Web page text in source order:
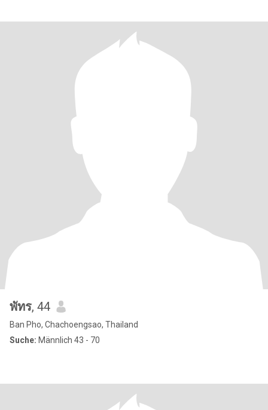
พัทร, 44
Ban Pho, Chachoengsao, Thailand
Suche: Männlich 43 - 70